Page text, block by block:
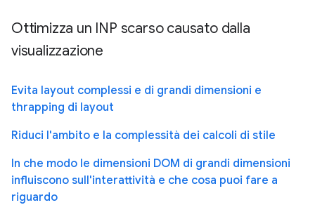
Ottimizza un INP scarso causato dalla
visualizzazione
Evita layout complessi e di grandi dimensioni e
thrapping di layout
Riduci l'ambito e la complessità dei calcoli di stile
In che modo le dimensioni DOM di grandi dimensioni
influiscono sull'interattività e che cosa puoi fare a
riguardo